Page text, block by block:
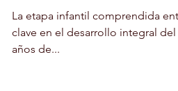
La etapa infantil comprendida
clave en el desarrollo integral
años de...